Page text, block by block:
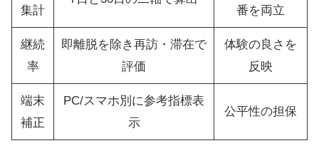
集計
番を両立
継続
率
即離脱を除き再訪・滞在で
評価
体験の良さを
反映
端末
補正
PC/スマホ別に参考指標表
示
公平性の担保